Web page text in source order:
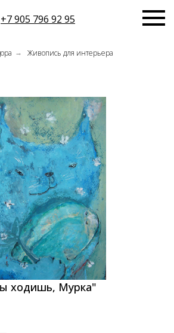
БИОГРАФИЯ
+7 905 796 92 95
→ Живопись для интерьера
ходишь, Мурка"